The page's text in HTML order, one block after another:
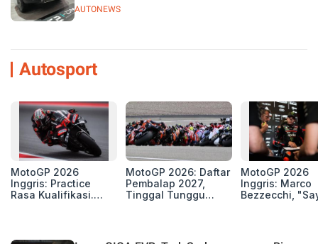
AUTONEWS
Autosport
MotoGP 2026
Inggris: Practice
Rasa Kualifikasi.
Silverstone!
MotoGP 2026: Daftar
Pembalap 2027,
Tinggal Tunggu
MotoGP 2026
Inggris: Marco
Bezzecchi,